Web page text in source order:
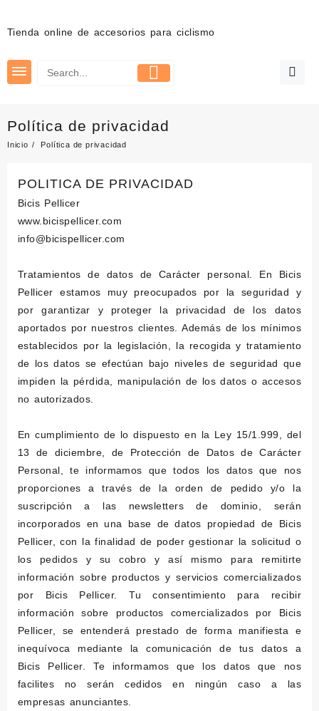
contenido
Tienda online de accesorios para ciclismo
Política de privacidad
Inicio Política de privacidad
POLITICA DE PRIVACIDAD
Bicis Pellicer
www.bicispellicer.com
info@bicispellicer.com
Tratamientos de datos de Carácter personal. En Bicis
Pellicer estamos muy preocupados por la seguridad y
por garantizar y proteger la privacidad de los datos
aportados por nuestros clientes. Además de los mínimos
establecidos por la legislación, la recogida y tratamiento
de los datos se efectúan bajo niveles de seguridad que
impiden la pérdida, manipulación de los datos o accesos
no autorizados.
En cumplimiento de lo dispuesto en la Ley 15/1.999, del
13 de diciembre, de Protección de Datos de Carácter
Personal, te informamos que todos los datos que nos
proporciones a través de la orden de pedido y/o la
suscripción a las newsletters de dominio, serán
incorporados en una base de datos propiedad de Bicis
Pellicer, con la finalidad de poder gestionar la solicitud o
los pedidos y su cobro y así mismo para remitirte
información sobre productos y servicios comercializados
por Bicis Pellicer. Tu consentimiento para recibir
información sobre productos comercializados por Bicis
Pellicer, se entenderá prestado de forma manifiesta e
inequívoca mediante la comunicación de tus datos a
Bicis Pellicer. Te informamos que los datos que nos
facilites no serán cedidos en ningún caso a las
empresas anunciantes.